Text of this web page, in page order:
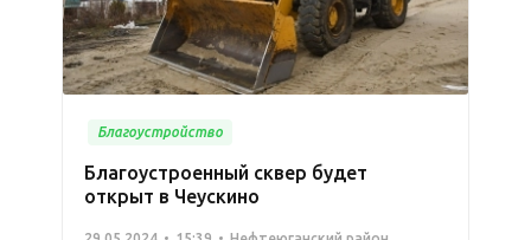
Благоустройство
Благоустроенный сквер будет
открыт в Чеускино